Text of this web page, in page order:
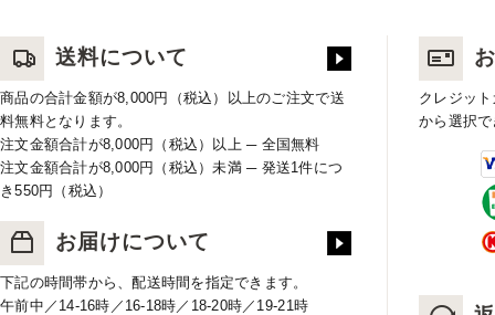
送料について
商品の合計金額が8,000円（税込）以上のご注文で送
料無料となります。
注文金額合計が8,000円（税込）以上 ─ 全国無料
注文金額合計が8,000円（税込）未満 ─ 発送1件につ
き550円（税込）
お届けについて
下記の時間帯から、配送時間を指定できます。
午前中／14-16時／16-18時／18-20時／19-21時
クレジッ
から選択